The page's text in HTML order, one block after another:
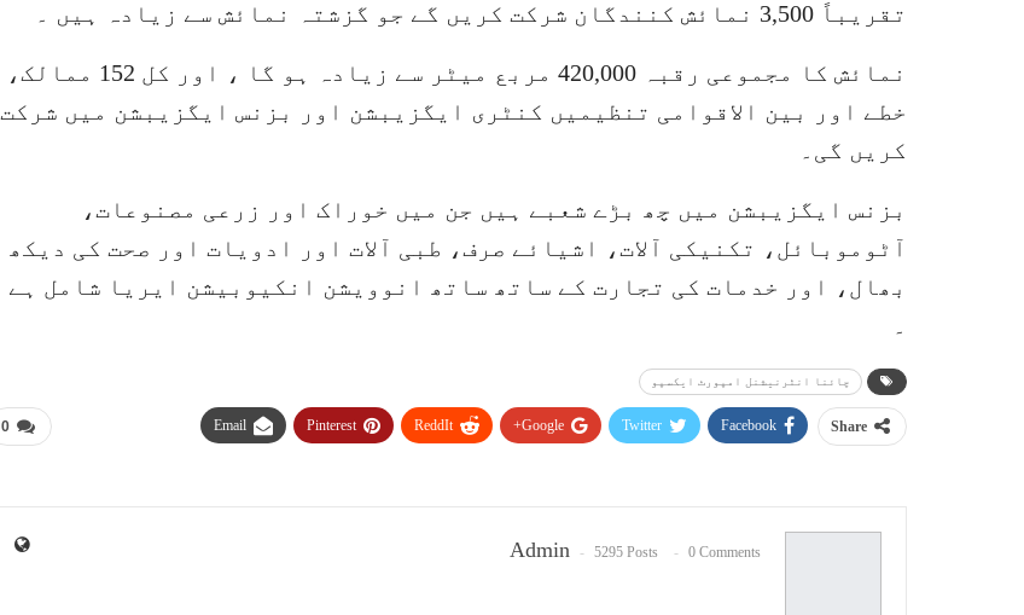
تقریباً 3,500 نمائش کنندگان شرکت کریں گے جو گزشتہ نمائش سے زیادہ ہیں ۔
نمائش کا مجموعی رقبہ 420,000 مربع میٹر سے زیادہ ہو گا ، اور کل 152 ممالک،
خطے اور بین الاقوامی تنظیمیں کنٹری ایگزیبشن اور بزنس ایگزیبشن میں شرکت
کریں گی۔
بزنس ایگزیبشن میں چھ بڑے شعبے ہیں جن میں خوراک اور زرعی مصنوعات،
آٹوموبائل، تکنیکی آلات، اشیائے صرف، طبی آلات اور ادویات اور صحت کی دیکھ
بھال، اور خدمات کی تجارت کے ساتھ ساتھ انوویشن انکیوبیشن ایریا شامل ہے
۔
چائنا انٹرنیشنل امپورٹ ایکسپو
0 Share
Facebook
Twitter
Google+
ReddIt
Pinterest
Email
Admin 5295 Posts 0 Comments